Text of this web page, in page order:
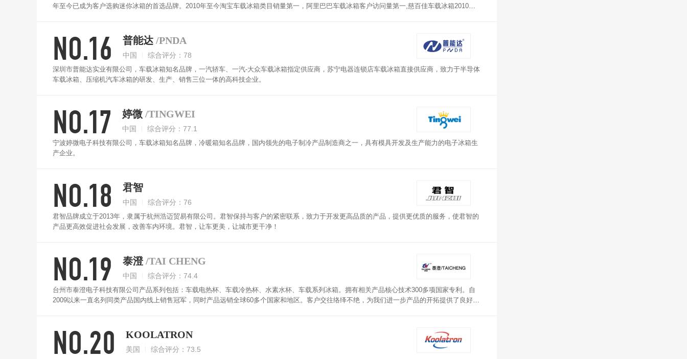
年至今已成为客户选购迷你冰箱的首选品牌。2010年至今淘宝车载冰箱类目销量第一，阿里巴巴车载冰箱客户访问量第一,慈百佳车载冰箱2010年
NO.16 普能达 /PNDA
中国 综合评分：78
深圳市普能达实业有限公司，车载冰箱知名品牌，一汽轿车、一汽-大众车载冰箱指定供应商，苏宁电器连锁店车载冰箱直接供应商，致力于半导体
车载冰箱、压缩机汽车冰箱的研发、生产、销售三位一体的高科技企业。
NO.17 婷微 /TINGWEI
中国 综合评分：77.1
宁波婷微电子科技有限公司，车载冰箱知名品牌，冷暖箱知名品牌，国内领先的电子制冷产品制造商之一，具有模具开发及生产能力的电子冰箱生
产企业。
NO.18 君智
中国 综合评分：76
君智品牌成立于2013年，隶属于杭州浩迈贸易有限公司。君智保持与客户的紧密联系，致力于开发更高品质的产品，提供更优质的服务，使君智的
产品更高效促进社会发展，改善车内环境。君智，让车更美，让城市更干净！
NO.19 泰澄 /TAI CHENG
中国 综合评分：74.4
台州市泰澄电子科技有限公司产品系列包括：车载电热杯、车载冷热杯、水素水杯、车载系列冰箱。拥有相关产品核心技术300多项国家专利。自
2009以来一直名列同类产品国内线上销售冠军，同时产品远销全球60多个国家和地区。客户交往络绎不绝，为我们进一步产品的开拓提供了良好的
NO.20 KOOLATRON
美国 综合评分：73.5